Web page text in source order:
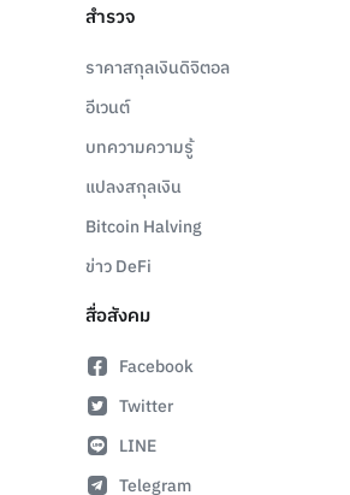
สำรวจ
ราคาสกุลเงินดิจิตอล
อีเวนต์
บทความความรู้
แปลงสกุลเงิน
Bitcoin Halving
ข่าว DeFi
สื่อสังคม
Facebook
Twitter
LINE
Telegram